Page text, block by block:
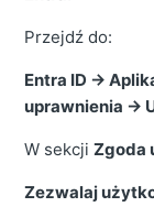
Przejdź do:
Entra ID →
uprawnienia →
W sekcjiZgoda
Zezwalaj